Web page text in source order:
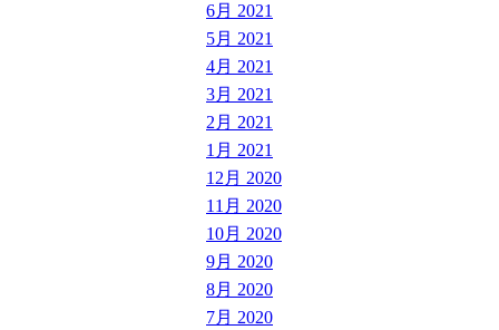
6月 2021
5月 2021
4月 2021
3月 2021
2月 2021
1月 2021
12月 2020
11月 2020
10月 2020
9月 2020
8月 2020
7月 2020